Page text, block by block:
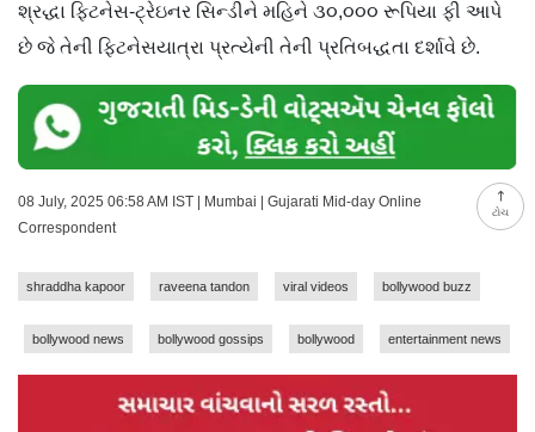
ટોચ
શ્રદ્ધા ફિટનેસ-ટ્રેઇનર સિન્ડીને મહિને ૩૦,૦૦૦ રૂપિયા ફી આપે
છે જે તેની ફિટનેસયાત્રા પ્રત્યેની તેની પ્રતિબદ્ધતા દર્શાવે છે.
08 July, 2025 06:58 AM IST | Mumbai | Gujarati Mid-day Online
Correspondent
shraddha kapoor raveena tandon viral videos bollywood buzz
bollywood news bollywood gossips bollywood entertainment news